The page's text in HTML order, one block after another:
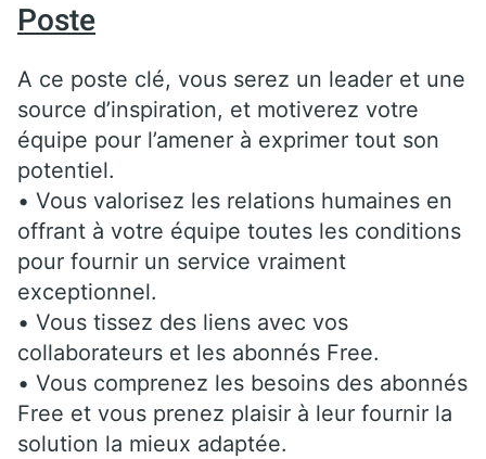
Poste
A ce poste clé, vous serez un leader et une
source d’inspiration, et motiverez votre
équipe pour l’amener à exprimer tout son
potentiel.
• Vous valorisez les relations humaines en
offrant à votre équipe toutes les conditions
pour fournir un service vraiment
exceptionnel.
• Vous tissez des liens avec vos
collaborateurs et les abonnés Free.
• Vous comprenez les besoins des abonnés
Free et vous prenez plaisir à leur fournir la
solution la mieux adaptée.